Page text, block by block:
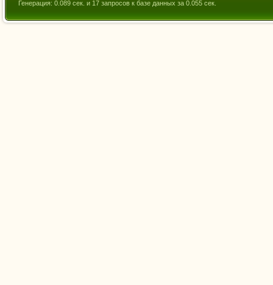
Генерация: 0.089 сек. и 17 запросов к базе данных за 0.055 сек.